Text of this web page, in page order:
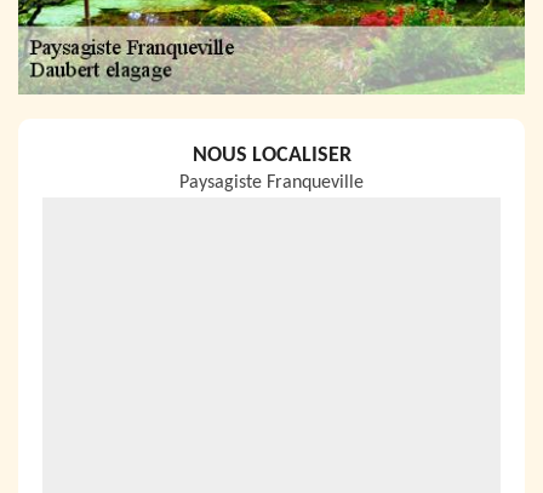
NOUS LOCALISER
Paysagiste Franqueville